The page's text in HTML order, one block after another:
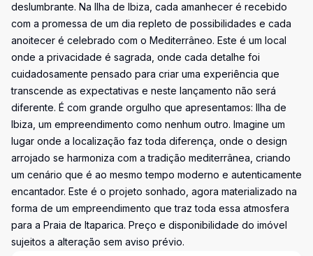
deslumbrante. Na Ilha de Ibiza, cada amanhecer é recebido
com a promessa de um dia repleto de possibilidades e cada
anoitecer é celebrado com o Mediterrâneo. Este é um local
onde a privacidade é sagrada, onde cada detalhe foi
cuidadosamente pensado para criar uma experiência que
transcende as expectativas e neste lançamento não será
diferente. É com grande orgulho que apresentamos: Ilha de
Ibiza, um empreendimento como nenhum outro. Imagine um
lugar onde a localização faz toda diferença, onde o design
arrojado se harmoniza com a tradição mediterrânea, criando
um cenário que é ao mesmo tempo moderno e autenticamente
encantador. Este é o projeto sonhado, agora materializado na
forma de um empreendimento que traz toda essa atmosfera
para a Praia de Itaparica. Preço e disponibilidade do imóvel
sujeitos a alteração sem aviso prévio.